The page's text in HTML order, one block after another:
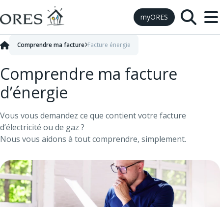
Skip to Content
myORES
Comprendre ma facture
d’énergie
Vous vous demandez ce que contient votre facture
d’électricité ou de gaz ?
Nous vous aidons à tout comprendre, simplement.
Comprendre ma facture Facture énergie